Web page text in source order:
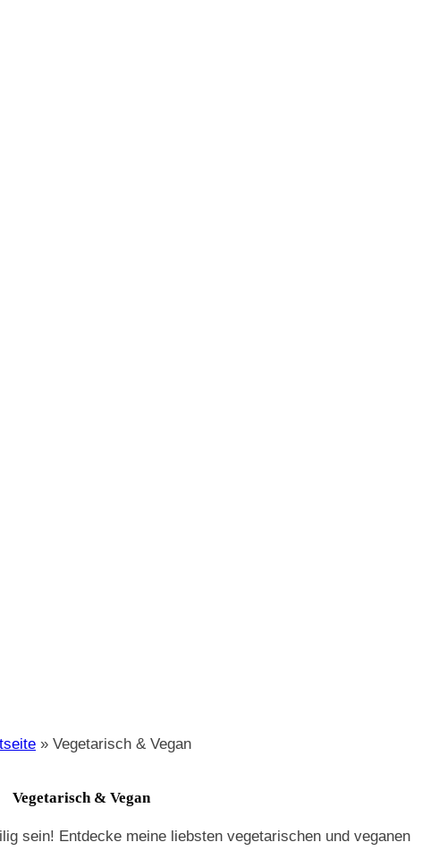
» Vegetarisch & Vegan
Vegetarisch & Vegan
sein! Entdecke meine liebsten vegetarischen und veganen